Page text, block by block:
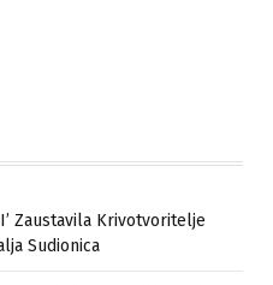
Zaustavila Krivotvoritelje
Sudionica